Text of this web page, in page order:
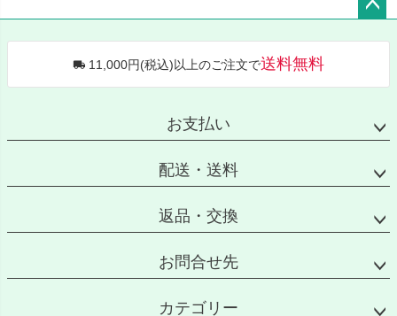
へ
11,000円(税込)以上のご注文で送料無料
お支払い
配送・送料
返品・交換
お問合せ先
カテゴリー